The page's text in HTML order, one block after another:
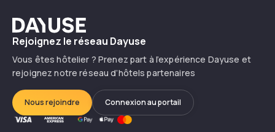
Dayuse
Rejoignez le réseau Dayuse
Vous êtes hôtelier ? Prenez part à l’expérience Dayuse et
rejoignez notre réseau d’hôtels partenaires
Nous rejoindre Connexion au portail